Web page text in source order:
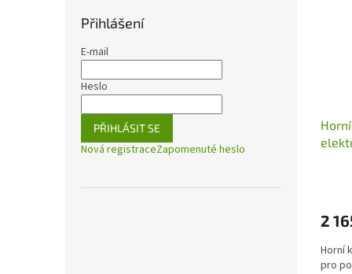
Přihlášení
E-mail
Heslo
PŘIHLÁSIT SE
Nová registraceZapomenuté heslo
2
Horní
pro